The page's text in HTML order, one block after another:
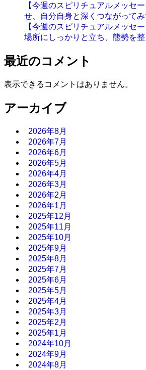
【今週のスピリチュアルメッセ
せ、自分自身と深くつながってみ
【今週のスピリチュアルメッセ
場所にしっかりと立ち、態勢を整
最近のコメント
表示できるコメントはありません。
アーカイブ
2026年8月
2026年7月
2026年6月
2026年5月
2026年4月
2026年3月
2026年2月
2026年1月
2025年12月
2025年11月
2025年10月
2025年9月
2025年8月
2025年7月
2025年6月
2025年5月
2025年4月
2025年3月
2025年2月
2025年1月
2024年10月
2024年9月
2024年8月